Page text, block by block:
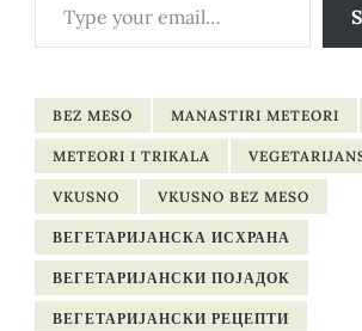
BEZ MESO MANASTIRI METEORI
METEORI I TRIKALA
VKUSNO VKUSNO BEZ MESO
ВЕГЕТАРИЈАНСКА ИСХРАНА
ВЕГЕТАРИЈАНСКИ ПОЈАДОК
ВЕГЕТАРИЈАНСКИ РЕЦЕПТИ